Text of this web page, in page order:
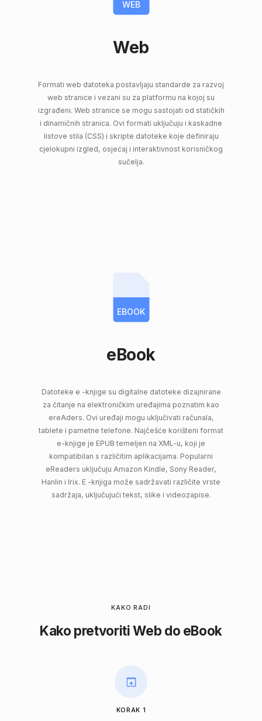
WEB
Web
Formati web datoteka postavljaju standarde za razvoj
web stranice i vezani su za platformu na kojoj su
izgrađeni. Web stranice se mogu sastojati od statičkih
i dinamičnih stranica. Ovi formati uključuju i kaskadne
listove stila (CSS) i skripte datoteke koje definiraju
cjelokupni izgled, osjećaj i interaktivnost korisničkog
sučelja.
EBOOK
eBook
Datoteke e -knjige su digitalne datoteke dizajnirane
za čitanje na elektroničkim uređajima poznatim kao
ereAders. Ovi uređaji mogu uključivati ​​računala,
tablete i pametne telefone. Najčešće korišteni format
e-knjige je EPUB temeljen na XML-u, koji je
kompatibilan s različitim aplikacijama. Popularni
eReaders uključuju Amazon Kindle, Sony Reader,
Hanlin i Irix. E -knjiga može sadržavati različite vrste
sadržaja, uključujući tekst, slike i videozapise.
KAKO RADI
Kako pretvoriti Web do eBook
KORAK 1